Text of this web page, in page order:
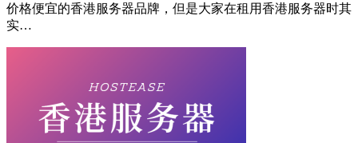
价格便宜的香港服务器品牌，但是大家在租用香港服务器时其
实…